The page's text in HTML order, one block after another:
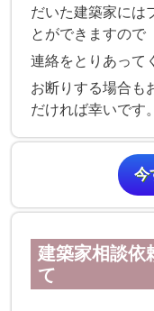
だいた建築家には
とができますので
連絡をとりあって
お断りする場合も
だければ幸いです。
今
建築家相談依
て